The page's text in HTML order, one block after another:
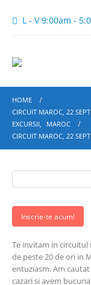
L - V 9:00am -
HOME
CIRCUIT MAROC, 22
EXCURSII
MAROC
CIRCUIT MAROC, 22
Inscrie-te acum!
Te invitam in
de peste 20 de ori in
entuziasm. Am
cazari si avem